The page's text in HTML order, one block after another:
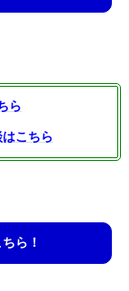
ら
こちら
ら！